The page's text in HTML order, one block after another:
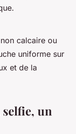
non calcaire ou
uniforme sur
et de la
un